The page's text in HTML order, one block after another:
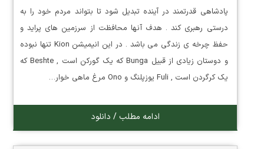
پادشاهی قدرتمند در آینده تبدیل شود تا بتواند مردم خود را به
درستی رهبری کند . هدف آنها محافظت از سرزمین های پراید و
حفظ چرخه ی زندگی می باشد . در این انیمیشن Kion تنها نبوده
و دوستان زیادی از قبیل Bunga که یک گورکن است , Beshte که
یک کرگردن است , Fuli یوزپلنگ و Ono مرغ ماهی خوار…
ادامه مطلب / دانلود